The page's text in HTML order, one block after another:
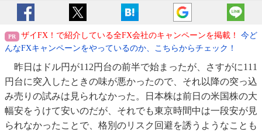
ザイFX！で紹介している全FX会社のキャンペーンを掲載！
今ど
んなFXキャンペーンをやっているのか、こちらからチェック！
昨日はドル円が112円台の前半で始まったが、さすがに111
円台に突入したときの味が悪かったので、それ以降の突っ込
み売りの試みは見られなかった。日本株は前日の米国株の大
幅安をうけて安いのだが、それでも東京時間中は一段安が見
られなかったことで、格別のリスク回避を誘うようなことも